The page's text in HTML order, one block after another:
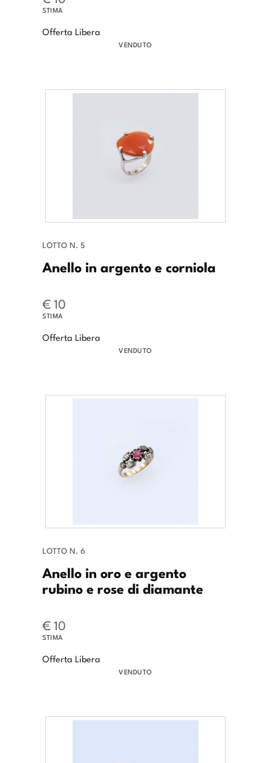
STIMA
Offerta Libera
VENDUTO
LOTTO N. 5
Anello in argento e corniola
€ 10
STIMA
Offerta Libera
VENDUTO
LOTTO N. 6
Anello in oro e argento
rubino e rose di diamante
€ 10
STIMA
Offerta Libera
VENDUTO